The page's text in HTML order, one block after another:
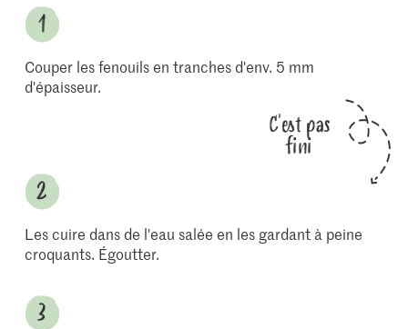
Couper les fenouils en tranches d'env. 5 mm
d'épaisseur.
C'est pas
fini
Les cuire dans de l'eau salée en les gardant à peine
croquants. Égoutter.